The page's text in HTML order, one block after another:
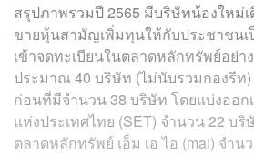
สรุปภาพรวมปี 2565 มีบริษัทน้องใหม่
ขายหุ้นสามัญเพิ่มทุนให้กับประชาชนเ
เข้าจดทะเบียนในตลาดหลักทรัพย์อย่
ประมาณ 40 บริษัท (ไม่นับรวมกองรีท
ก่อนที่มีจำนวน 38 บริษัท โดยแบ่งออ
แห่งประเทศไทย (SET) จำนวน 22 บริ
ตลาดหลักทรัพย์ เอ็ม เอ ไอ (mai) จำน